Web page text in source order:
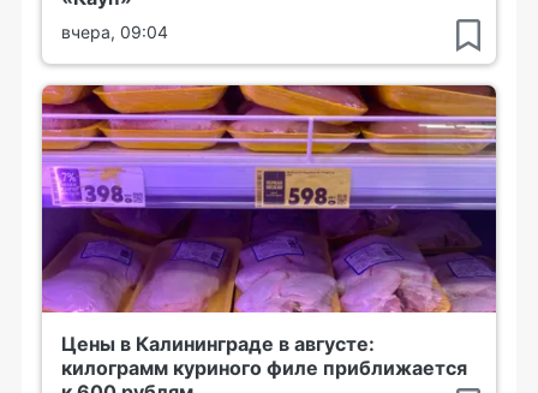
вчера, 09:04
Цены в Калининграде в августе:
килограмм куриного филе приближается